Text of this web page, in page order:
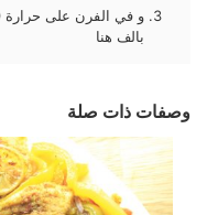
بالف هنا
وصفات ذات صلة